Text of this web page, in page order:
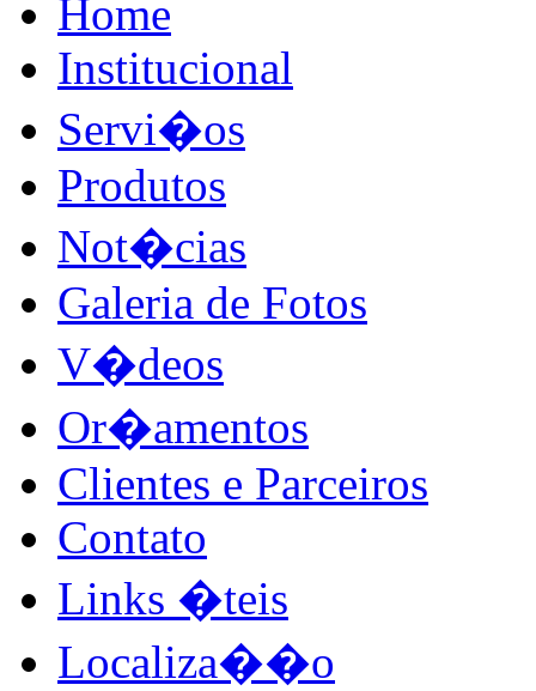
Home
Institucional
Servi�os
Produtos
Not�cias
Galeria de Fotos
V�deos
Or�amentos
Clientes e Parceiros
Contato
Links �teis
Localiza��o